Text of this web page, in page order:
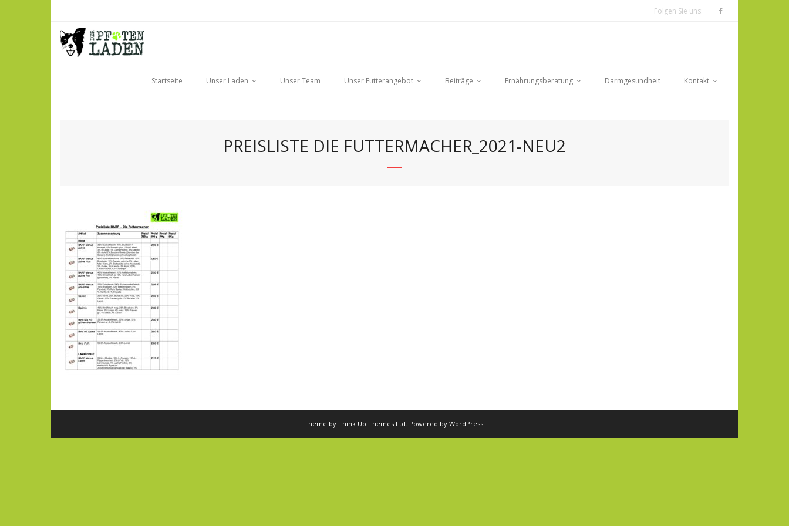
content
Folgen Sie uns:
Startseite Unser Laden Unser Team Unser Futterangebot Beiträge Ernährungsberatung Darmgesundheit Kontakt
PREISLISTE DIE FUTTERMACHER_2021-NEU2
Theme by Think Up Themes Ltd . Powered by WordPress